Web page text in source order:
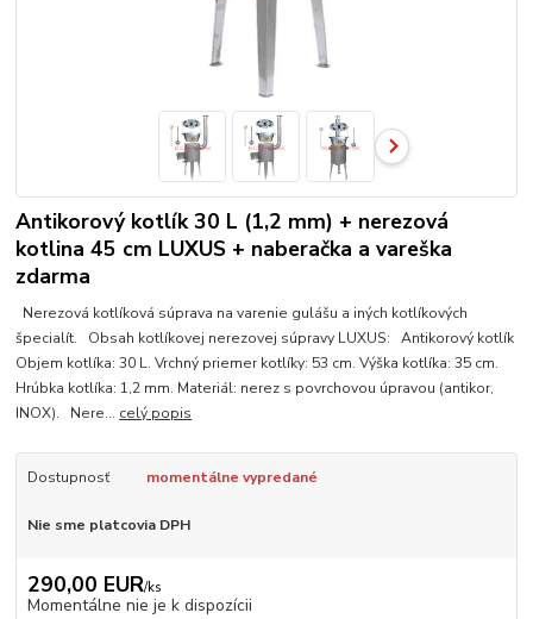
Antikorový kotlík 30 L (1,2 mm) + nerezová
kotlina 45 cm LUXUS + naberačka a vareška
zdarma
Nerezová kotlíková súprava na varenie gulášu a iných kotlíkových
špecialít. Obsah kotlíkovej nerezovej súpravy LUXUS: Antikorový kotlík
Objem kotlíka: 30 L. Vrchný priemer kotlíky: 53 cm. Výška kotlíka: 35 cm.
Hrúbka kotlíka: 1,2 mm. Materiál: nerez s povrchovou úpravou (antikor,
INOX). Nere... celý popis
Dostupnosť momentálne vypredané
Nie sme platcovia DPH
290,00 EUR/ks
Momentálne nie je k dispozícii